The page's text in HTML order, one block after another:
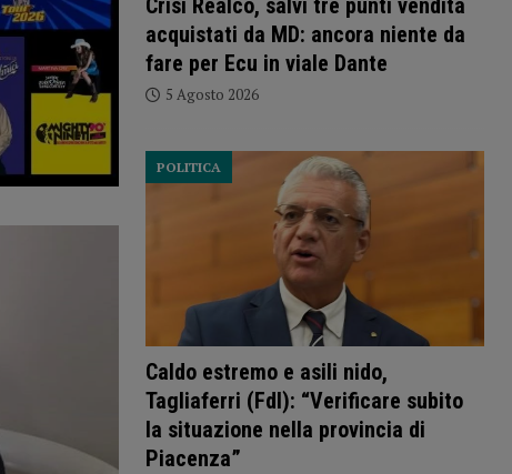
Crisi Realco, salvi tre punti vendita
acquistati da MD: ancora niente da
fare per Ecu in viale Dante
5 Agosto 2026
Caldo estremo e asili nido,
Tagliaferri (FdI): “Verificare subito
la situazione nella provincia di
Piacenza”
POLITICA